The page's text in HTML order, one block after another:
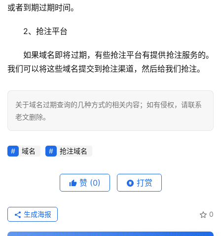
站
码
源
攻
略
或者到期过期时间。
2、抢注平台
如果域名即将过期，有些抢注平台有提供抢注服务的。
我们可以将这些域名提交到抢注渠道，然后给我们抢注。
关于域名过期查询的几种方式的相关内容；如有侵权，请联系
老文删除。
域名 抢注域名
赞 (0) 打赏
0
生成海报